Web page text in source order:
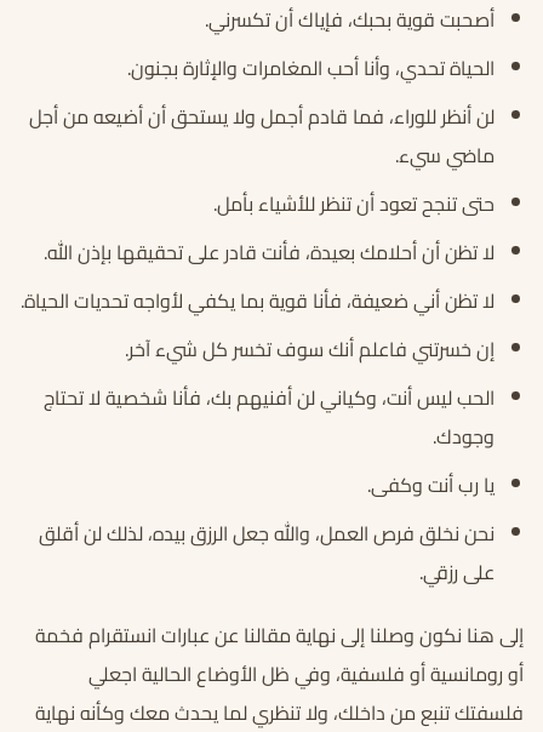
أصحبت قوية بحبك، فإياك أن تكسرني.
الحياة تحدي، وأنا أحب المغامرات والإثارة بجنون.
لن أنظر للوراء، فما قادم أجمل ولا يستحق أن أضيعه من أجل
ماضي سيء.
حتى تنجح تعود أن تنظر للأشياء بأمل.
لا تظن أن أحلامك بعيدة، فأنت قادر على تحقيقها بإذن الله.
لا تظن أني ضعيفة، فأنا قوية بما يكفي لأواجه تحديات الحياة.
إن خسرتني فاعلم أنك سوف تخسر كل شيء آخر.
الحب ليس أنت، وكياني لن أفنيهم بك، فأنا شخصية لا تحتاج
وجودك.
يا رب أنت وكفى.
نحن نخلق فرص العمل، والله جعل الرزق بيده، لذلك لن أقلق
على رزقي.
إلى هنا نكون وصلنا إلى نهاية مقالنا عن عبارات انستقرام فخمة
أو رومانسية أو فلسفية، وفي ظل الأوضاع الحالية اجعلي
فلسفتك تنبع من داخلك، ولا تنظري لما يحدث معك وكأنه نهاية